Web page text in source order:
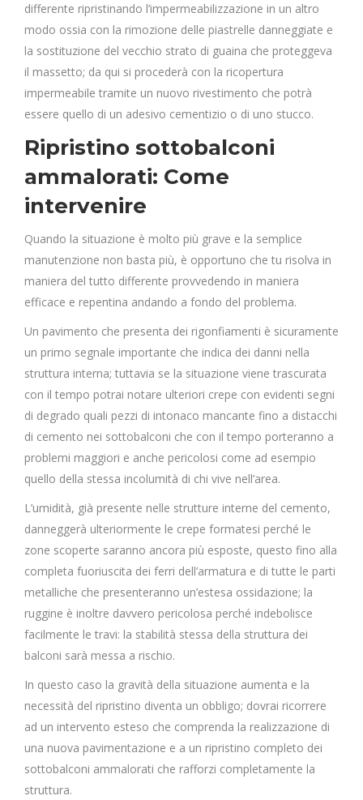
differente ripristinando l’impermeabilizzazione in un altro
modo ossia con la rimozione delle piastrelle danneggiate e
la sostituzione del vecchio strato di guaina che proteggeva
il massetto; da qui si procederà con la ricopertura
impermeabile tramite un nuovo rivestimento che potrà
essere quello di un adesivo cementizio o di uno stucco.
Ripristino sottobalconi
ammalorati: Come
intervenire
Quando la situazione è molto più grave e la semplice
manutenzione non basta più, è opportuno che tu risolva in
maniera del tutto differente provvedendo in maniera
efficace e repentina andando a fondo del problema.
Un pavimento che presenta dei rigonfiamenti è sicuramente
un primo segnale importante che indica dei danni nella
struttura interna; tuttavia se la situazione viene trascurata
con il tempo potrai notare ulteriori crepe con evidenti segni
di degrado quali pezzi di intonaco mancante fino a distacchi
di cemento nei sottobalconi che con il tempo porteranno a
problemi maggiori e anche pericolosi come ad esempio
quello della stessa incolumità di chi vive nell’area.
L’umidità, già presente nelle strutture interne del cemento,
danneggerà ulteriormente le crepe formatesi perché le
zone scoperte saranno ancora più esposte, questo fino alla
completa fuoriuscita dei ferri dell’armatura e di tutte le parti
metalliche che presenteranno un’estesa ossidazione; la
ruggine è inoltre davvero pericolosa perché indebolisce
facilmente le travi: la stabilità stessa della struttura dei
balconi sarà messa a rischio.
In questo caso la gravità della situazione aumenta e la
necessità del ripristino diventa un obbligo; dovrai ricorrere
ad un intervento esteso che comprenda la realizzazione di
una nuova pavimentazione e a un ripristino completo dei
sottobalconi ammalorati che rafforzi completamente la
struttura.